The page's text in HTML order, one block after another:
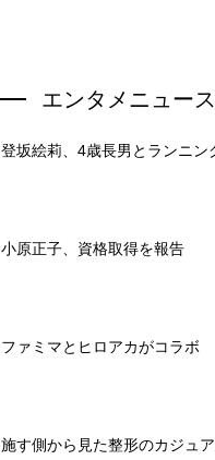
エンタメニュース
登坂絵莉、4歳長男とランニン
小原正子、資格取得を報告
ファミマとヒロアカがコラボ
施す側から見た整形のカジュ